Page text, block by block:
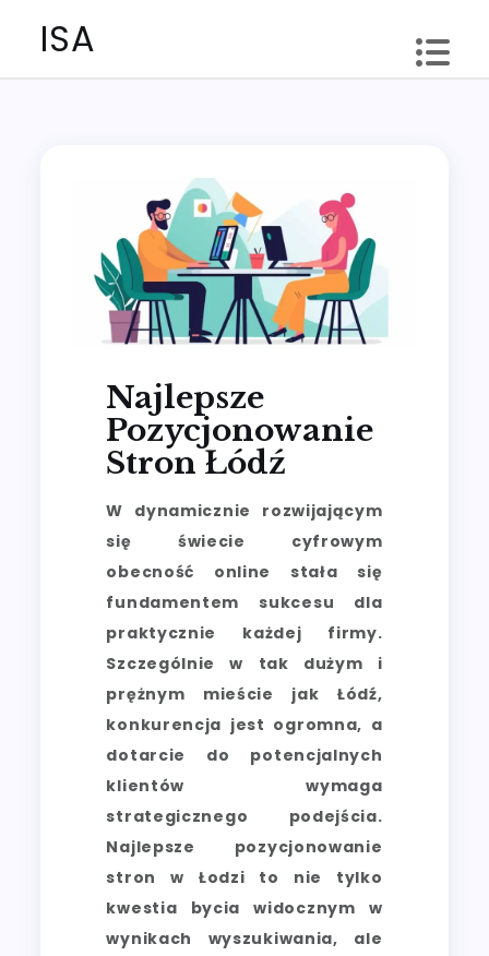
ISA
Najlepsze
Pozycjonowanie
Stron Łódź
W dynamicznie rozwijającym
się świecie cyfrowym
obecność online stała się
fundamentem sukcesu dla
praktycznie każdej firmy.
Szczególnie w tak dużym i
prężnym mieście jak Łódź,
konkurencja jest ogromna, a
dotarcie do potencjalnych
klientów wymaga
strategicznego podejścia.
Najlepsze pozycjonowanie
stron w Łodzi to nie tylko
kwestia bycia widocznym w
wynikach wyszukiwania, ale